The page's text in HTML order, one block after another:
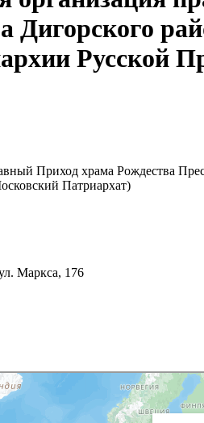
Дигорского
Русской
Приход храма Рождества
Патриархат)
Маркса, 176